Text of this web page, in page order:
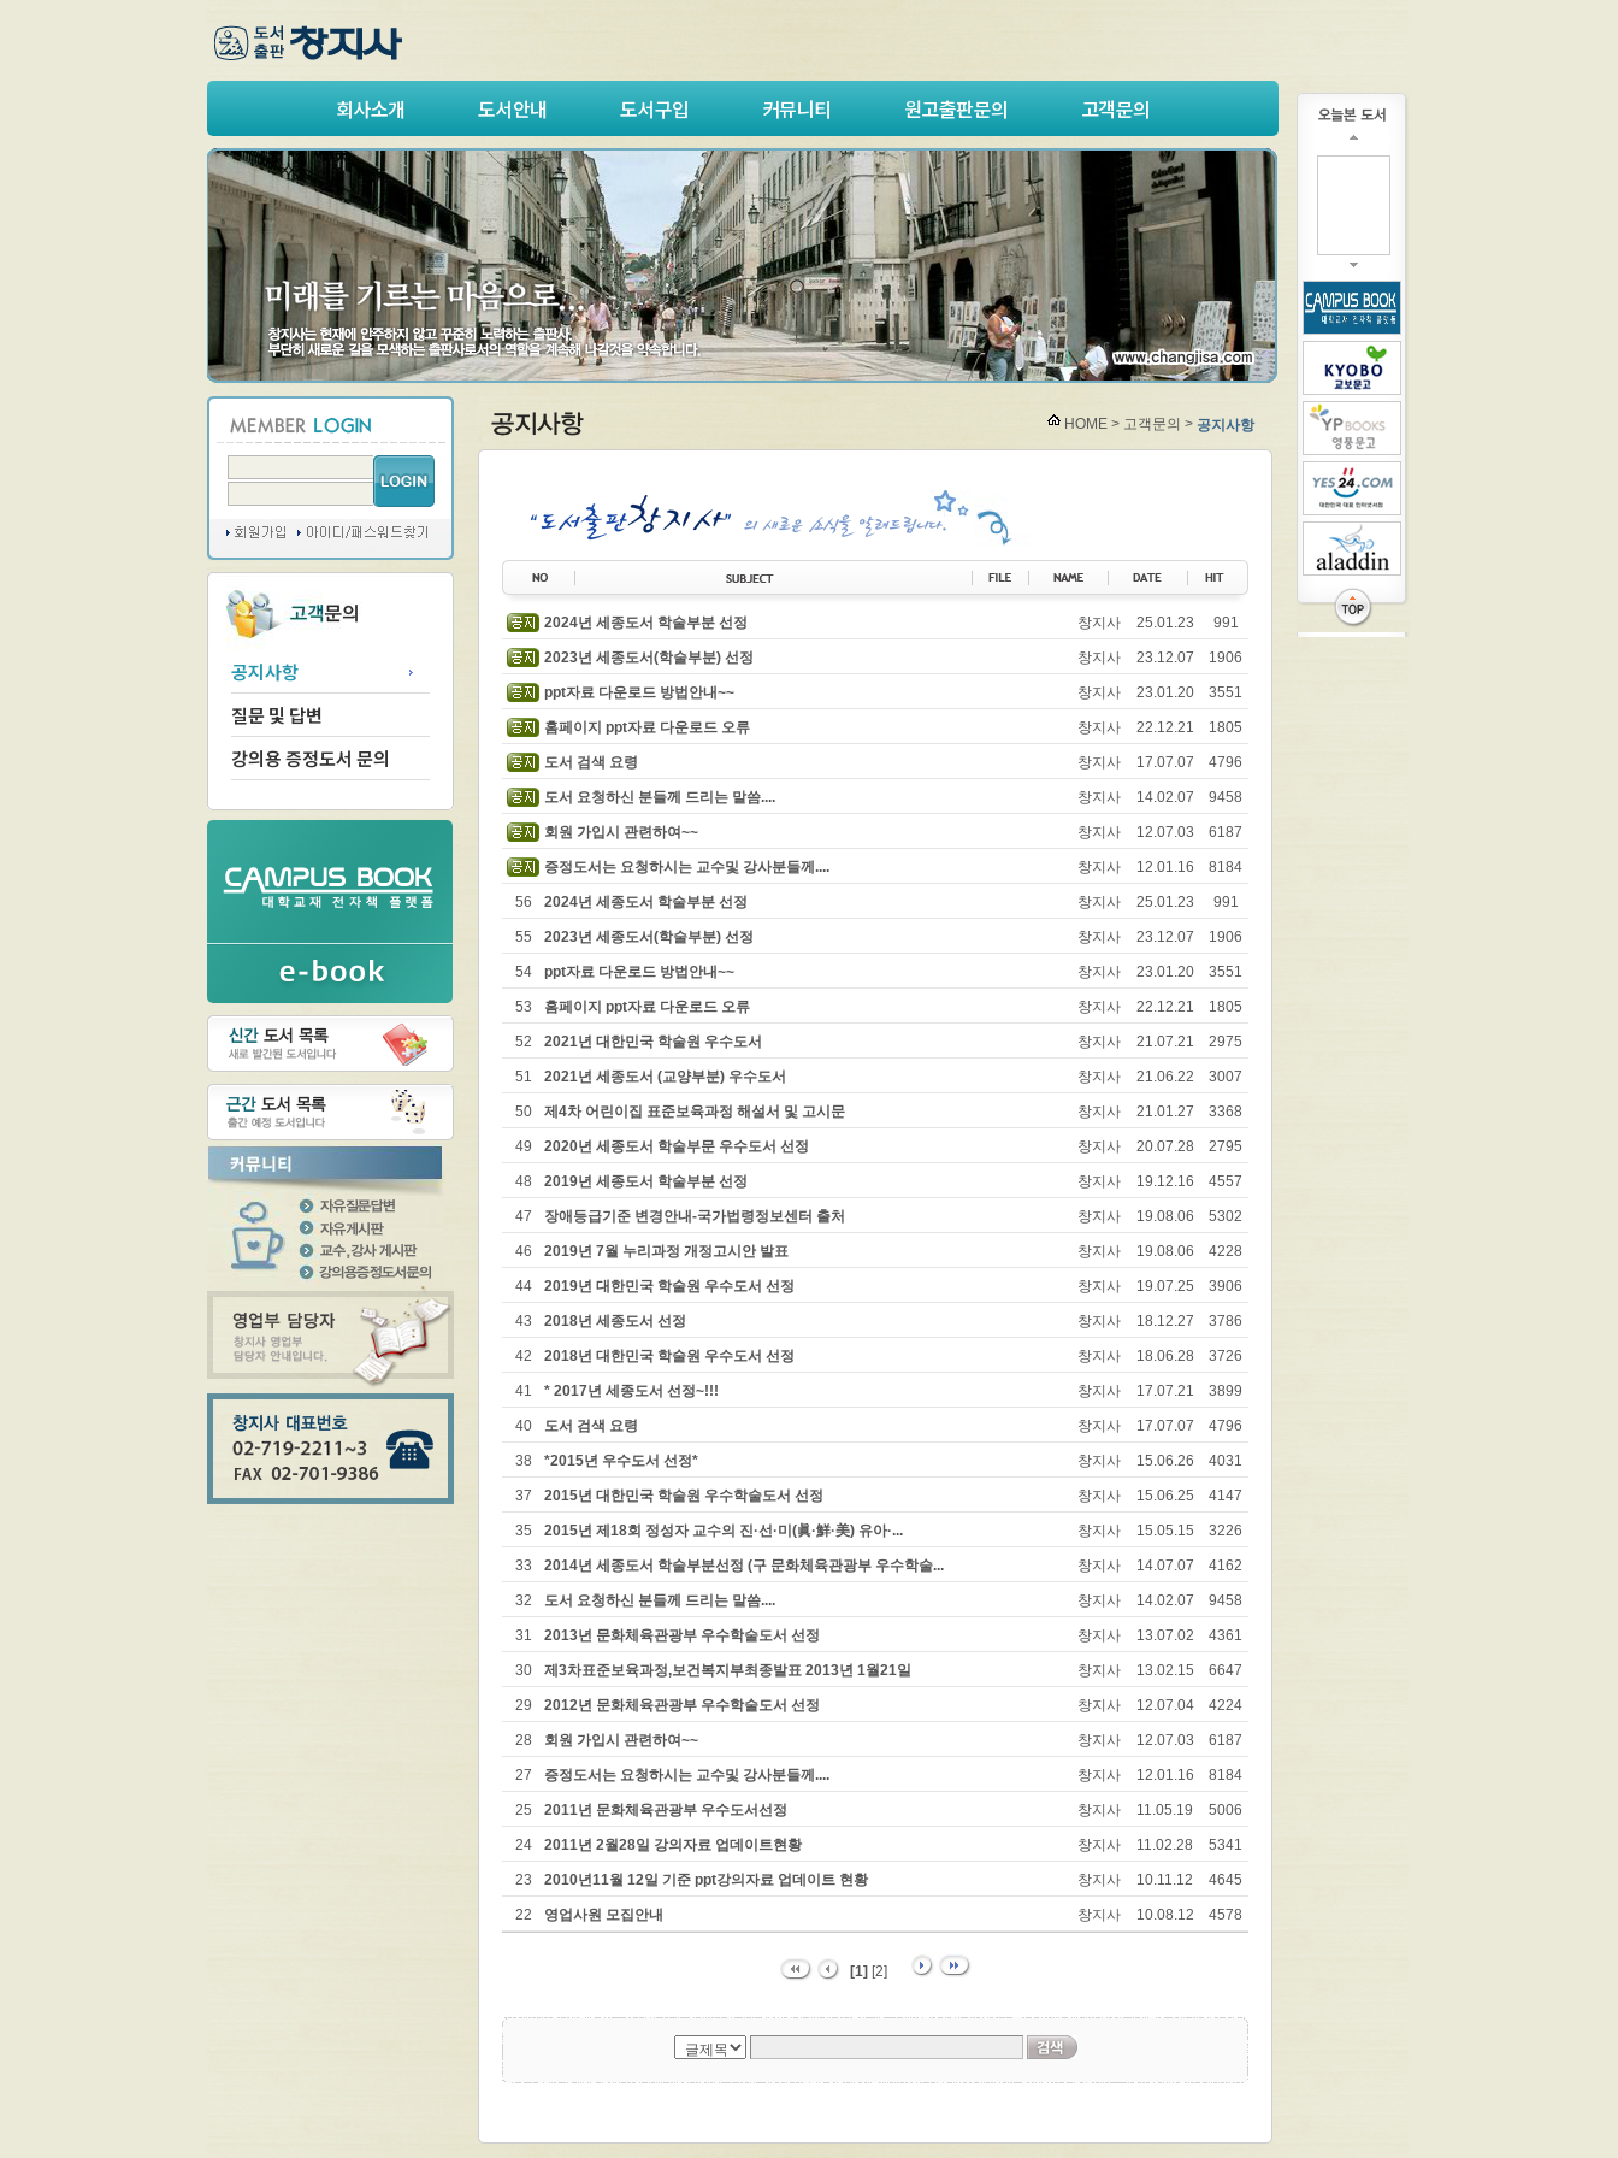
회사소개 도서안내 도서구입 커뮤니티 원고출판문의 고객문의
공지사항
질문 및 답변
강의용 증정도서 문의
HOME > 고객문의 > 공지사항
2024년 세종도서 학술부분 선정 창지사 25.01.23 991
2023년 세종도서(학술부분) 선정 창지사 23.12.07 1906
ppt자료 다운로드 방법안내~~ 창지사 23.01.20 3551
홈페이지 ppt자료 다운로드 오류 창지사 22.12.21 1805
도서 검색 요령 창지사 17.07.07 4796
도서 요청하신 분들께 드리는 말씀.... 창지사 14.02.07 9458
회원 가입시 관련하여~~ 창지사 12.07.03 6187
증정도서는 요청하시는 교수및 강사분들께.... 창지사 12.01.16 8184
56 2024년 세종도서 학술부분 선정 창지사 25.01.23 991
55 2023년 세종도서(학술부분) 선정 창지사 23.12.07 1906
54 ppt자료 다운로드 방법안내~~ 창지사 23.01.20 3551
53 홈페이지 ppt자료 다운로드 오류 창지사 22.12.21 1805
52 2021년 대한민국 학술원 우수도서 창지사 21.07.21 2975
51 2021년 세종도서 (교양부분) 우수도서 창지사 21.06.22 3007
50 제4차 어린이집 표준보육과정 해설서 및 고시문 창지사 21.01.27 3368
49 2020년 세종도서 학술부문 우수도서 선정 창지사 20.07.28 2795
48 2019년 세종도서 학술부분 선정 창지사 19.12.16 4557
47 장애등급기준 변경안내-국가법령정보센터 출처 창지사 19.08.06 5302
46 2019년 7월 누리과정 개정고시안 발표 창지사 19.08.06 4228
44 2019년 대한민국 학술원 우수도서 선정 창지사 19.07.25 3906
43 2018년 세종도서 선정 창지사 18.12.27 3786
42 2018년 대한민국 학술원 우수도서 선정 창지사 18.06.28 3726
41 * 2017년 세종도서 선정~!!! 창지사 17.07.21 3899
40 도서 검색 요령 창지사 17.07.07 4796
38 *2015년 우수도서 선정* 창지사 15.06.26 4031
37 2015년 대한민국 학술원 우수학술도서 선정 창지사 15.06.25 4147
35 2015년 제18회 정성자 교수의 진·선·미(眞·鮮·美) 유아·... 창지사 15.05.15 3226
33 2014년 세종도서 학술부분선정 (구 문화체육관광부 우수학술... 창지사 14.07.07 4162
32 도서 요청하신 분들께 드리는 말씀.... 창지사 14.02.07 9458
31 2013년 문화체육관광부 우수학술도서 선정 창지사 13.07.02 4361
30 제3차표준보육과정,보건복지부최종발표 2013년 1월21일 창지사 13.02.15 6647
29 2012년 문화체육관광부 우수학술도서 선정 창지사 12.07.04 4224
28 회원 가입시 관련하여~~ 창지사 12.07.03 6187
27 증정도서는 요청하시는 교수및 강사분들께.... 창지사 12.01.16 8184
25 2011년 문화체육관광부 우수도서선정 창지사 11.05.19 5006
24 2011년 2월28일 강의자료 업데이트현황 창지사 11.02.28 5341
23 2010년11월 12일 기준 ppt강의자료 업데이트 현황 창지사 10.11.12 4645
22 영업사원 모집안내 창지사 10.08.12 4578
[1] [2]